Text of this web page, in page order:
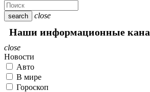
search close
Наши информационные
close
Новости
Авто
В мире
Гороскоп